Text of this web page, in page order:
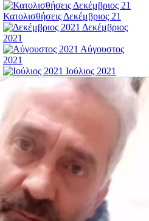
Κατολισθήσεις Δεκέμβριος 21
Δεκέμβριος
2021
Αύγουστος
2021
Ιούλιος 2021